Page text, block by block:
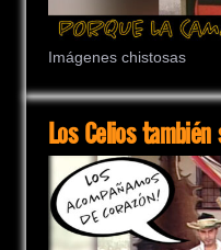
Imágenes chistosas
Los Celios